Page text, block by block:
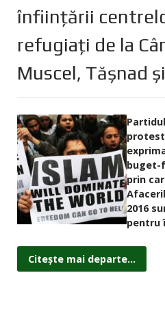
înfiinţării
refugiaţi de la
Muscel, Tăşnad
buget-
prin
2016
pentru
Citește mai departe...